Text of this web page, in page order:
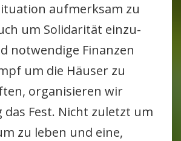
auf­merksam zu
um Soli­da­rität ein­zu­
not­wen­dige Finanzen
um die Häuser zu
orga­ni­sieren wir
das Fest. Nicht zuletzt um
zu leben und eine,